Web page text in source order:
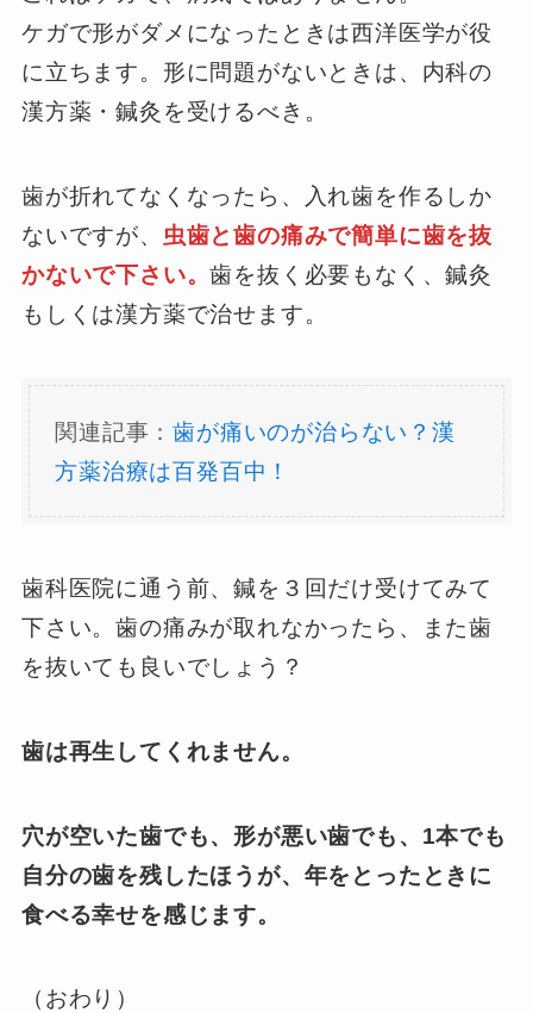
ケガで形がダメになったときは西洋医学が役
に立ちます。形に問題がないときは、内科の
漢方薬・鍼灸を受けるべき。
歯が折れてなくなったら、入れ歯を作るしか
ないですが、 虫歯と歯の痛みで簡単に歯を抜
かないで下さい。歯を抜く必要もなく、鍼灸
もしくは漢方薬で治せます。
関連記事：歯が痛いのが治らない？漢
方薬治療は百発百中！
歯科医院に通う前、鍼を３回だけ受けてみて
下さい。歯の痛みが取れなかったら、また歯
を抜いても良いでしょう？
歯は再生してくれません。
穴が空いた歯でも、形が悪い歯でも、1本でも
自分の歯を残したほうが、年をとったときに
食べる幸せを感じます。
（おわり）